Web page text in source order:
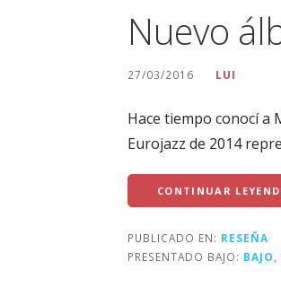
Nuevo
27/03/2016 LUI
Hace tiempo conocí a
Eurojazz de 2014
CONTINUAR
PUBLICADO EN: RESEÑA
PRESENTADO BAJO: BAJO